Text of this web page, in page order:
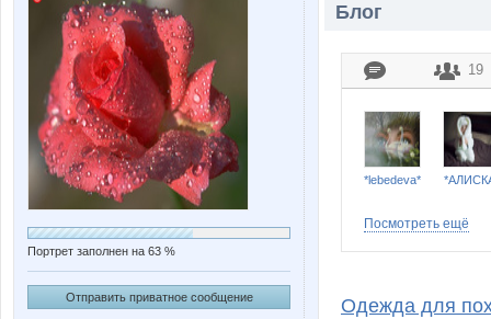
Портрет заполнен на 63 %
Отправить приватное сообщение
Блог
19
*lebedeva*
Посмотреть ещё
Одежда для